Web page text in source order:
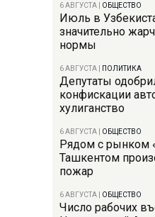
6 АВГУСТА ОБЩЕСТВО
Июль в
значительно
нормы
6 АВГУСТА ПОЛИТИКА
Депутаты
конфискации
хулиганство
6 АВГУСТА ОБЩЕСТВО
Рядом с рынком
Ташкентом
пожар
6 АВГУСТА ОБЩЕСТВО
Число рабочих